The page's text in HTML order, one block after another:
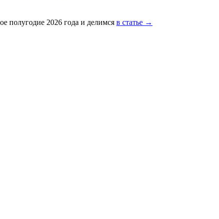
полугодие 2026 года и делимся в статье →